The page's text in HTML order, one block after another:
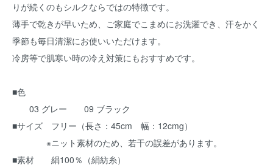
りが続くのもシルクならではの特徴です。
薄手で乾きが早いため、ご家庭でこまめにお洗濯でき、汗をかく
季節も毎日清潔にお使いいただけます。
冷房等で肌寒い時の冷え対策にもおすすめです。
■色
03 グレー 09 ブラック
■サイズ フリー（長さ：45cm 幅：12cmg）
※ニット素材のため、若干の誤差があります。
■素材 絹100％（絹紡糸）